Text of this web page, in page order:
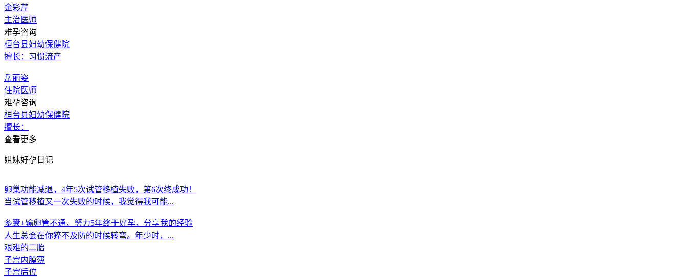
金彩芹
主治医师
难孕咨询
桓台县妇幼保健院
擅长：习惯流产
岳丽姿
住院医师
难孕咨询
桓台县妇幼保健院
擅长：
查看更多
姐妹好孕日记
卵巢功能减退，4年5次试管移植失败，第6次终成功！
当试管移植又一次失败的时候，我觉得我可能...
多囊+输卵管不通，努力5年终于好孕，分享我的经验
人生总会在你猝不及防的时候转弯。年少时，...
艰难的二胎
子宫内膜薄
子宫后位